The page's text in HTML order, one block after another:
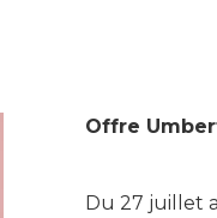
Offre
Du 27 juillet